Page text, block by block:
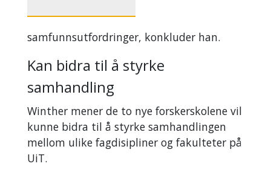
samfunnsutfordringer, konkluder han.
Kan bidra til å styrke
samhandling
Winther mener de to nye forskerskolene vil
kunne bidra til å styrke samhandlingen
mellom ulike fagdisipliner og fakulteter på
UiT.